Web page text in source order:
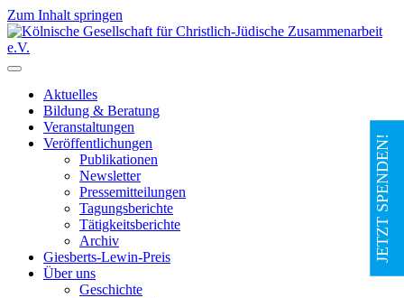
Zum Inhalt springen
Hauptnavigation
Aktuelles
Bildung & Beratung
Veranstaltungen
Veröffentlichungen
Publikationen
Newsletter
Pressemitteilungen
Tagungsberichte
Tätigkeitsberichte
Archiv
Giesberts-Lewin-Preis
Über uns
Geschichte
JETZT SPENDEN!